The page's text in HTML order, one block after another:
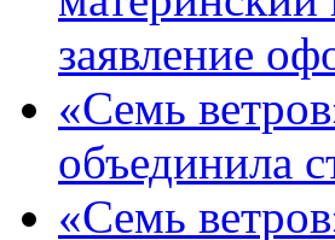
заявление
«Семь
объединила
«Семь